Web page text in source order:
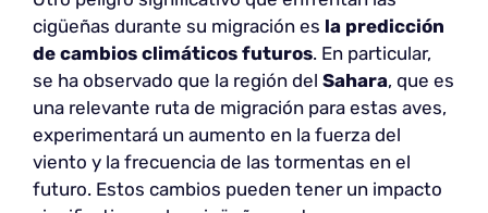
cigüeñas durante su migración es la predicción
de cambios climáticos futuros. En particular,
se ha observado que la región del Sahara, que es
una relevante ruta de migración para estas aves,
experimentará un aumento en la fuerza del
viento y la frecuencia de las tormentas en el
futuro. Estos cambios pueden tener un impacto